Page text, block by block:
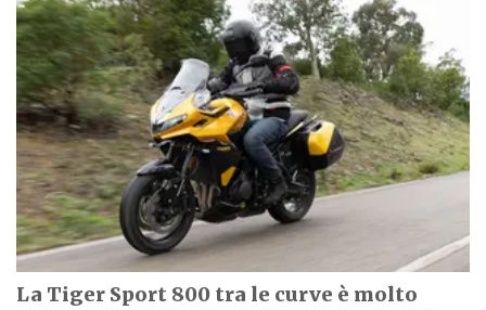
m
a
g
e
La Tiger Sport 800 tra le curve è molto